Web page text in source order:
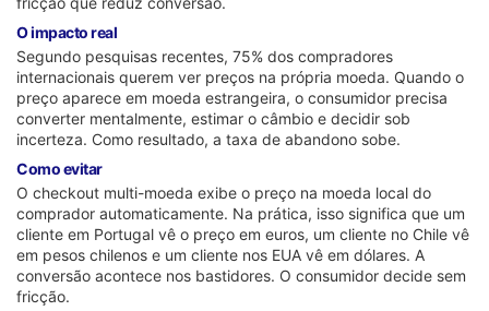
O impacto real
Segundo pesquisas recentes, 75% dos compradores
internacionais querem ver preços na própria moeda. Quando o
preço aparece em moeda estrangeira, o consumidor precisa
converter mentalmente, estimar o câmbio e decidir sob
incerteza. Como resultado, a taxa de abandono sobe.
Como evitar
O checkout multi-moeda exibe o preço na moeda local do
comprador automaticamente. Na prática, isso significa que um
cliente em Portugal vê o preço em euros, um cliente no Chile vê
em pesos chilenos e um cliente nos EUA vê em dólares. A
conversão acontece nos bastidores. O consumidor decide sem
fricção.